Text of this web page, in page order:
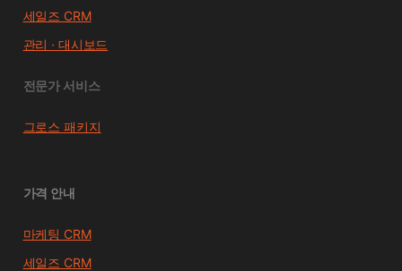
세일즈 CRM
관리 · 대시보드
전문가 서비스
그로스 패키지
가격 안내
마케팅 CRM
세일즈 CRM